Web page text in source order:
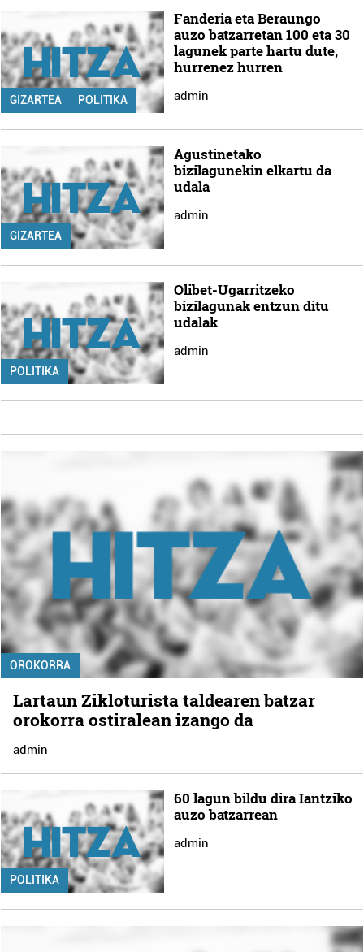
GIZARTEA POLITIKA
Fanderia eta Beraungo
auzo batzarretan 100 eta 30
lagunek parte hartu dute,
hurrenez hurren
admin
GIZARTEA
Agustinetako
bizilagunekin elkartu da
udala
admin
POLITIKA
Olibet-Ugarritzeko
bizilagunak entzun ditu
udalak
admin
OROKORRA
Lartaun Zikloturista taldearen batzar
orokorra ostiralean izango da
admin
POLITIKA
60 lagun bildu dira Iantziko
auzo batzarrean
admin